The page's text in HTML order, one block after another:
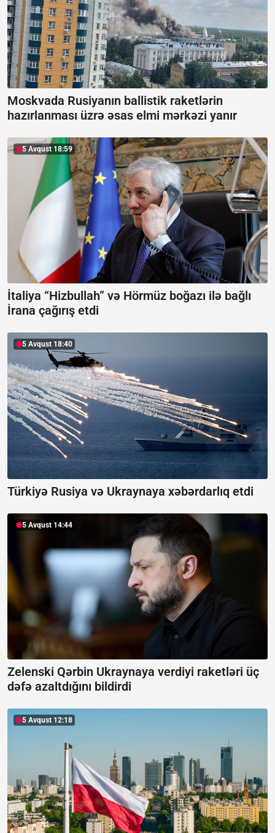
Moskvada Rusiyanın ballistik raketlərin
hazırlanması üzrə əsas elmi mərkəzi yanır
5 Avqust 18:59
İtaliya “Hizbullah” və Hörmüz boğazı ilə bağlı
İrana çağırış etdi
5 Avqust 18:40
Türkiyə Rusiya və Ukraynaya xəbərdarlıq etdi
5 Avqust 14:44
Zelenski Qərbin Ukraynaya verdiyi raketləri üç
dəfə azaltdığını bildirdi
5 Avqust 12:18